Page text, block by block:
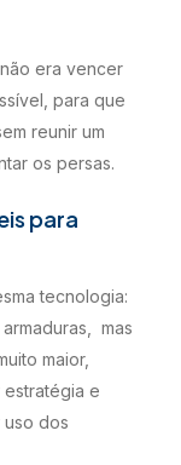
era vencer
para que
reunir um
os persas.
para
tecnologia:
mas
maior,
e
dos